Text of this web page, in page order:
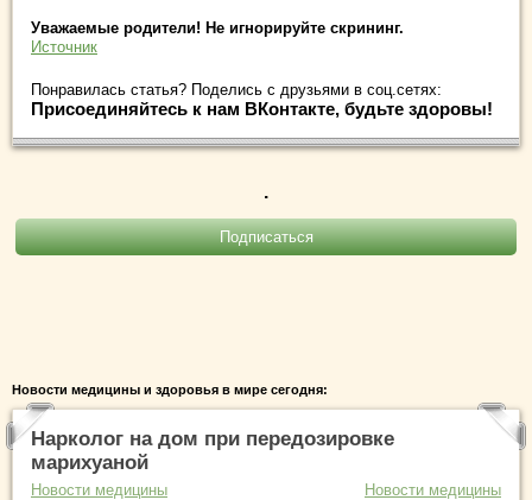
Уважаемые родители! Не игнорируйте скрининг.
Источник
Понравилась статья? Поделись с друзьями в соц.сетях:
Присоединяйтесь к нам ВКонтакте, будьте здоровы!
.
Новости медицины и здоровья в мире сегодня:
Нарколог на дом при передозировке
марихуаной
Новости медицины Новости медицины